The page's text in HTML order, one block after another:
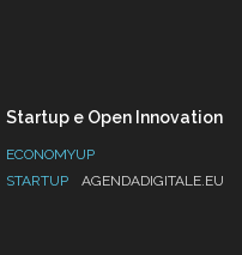
Startup e Open Innovation
ECONOMYUP
STARTUP
AGENDADIGITALE.EU